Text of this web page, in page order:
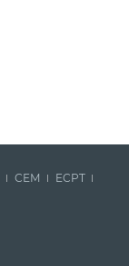
СЕМ
ECPT